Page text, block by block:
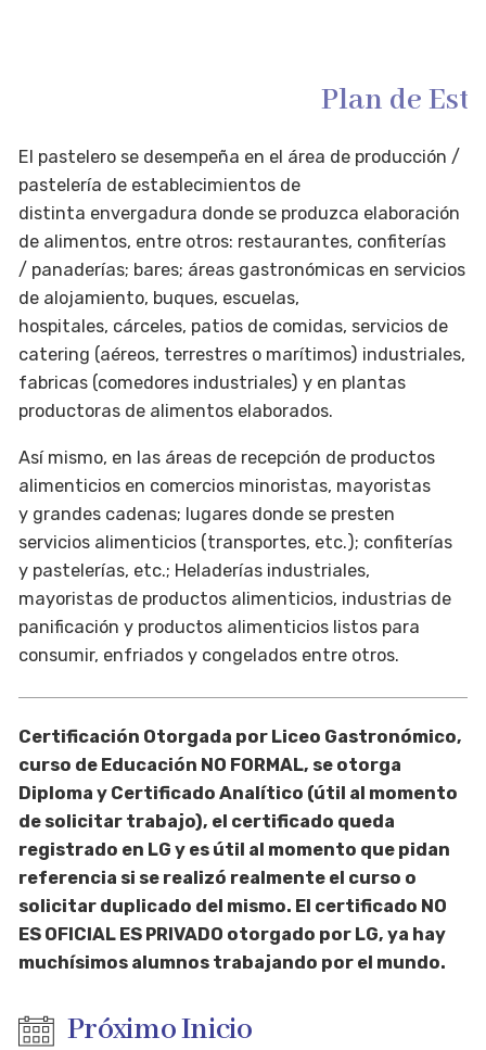
Plan de
El pastelero se desempeña en el área de producción /
pastelería de establecimientos de
distinta envergadura donde se produzca elaboración
de alimentos, entre otros: restaurantes, confiterías
/ panaderías; bares; áreas gastronómicas en servicios
de alojamiento, buques, escuelas,
hospitales, cárceles, patios de comidas, servicios de
catering (aéreos, terrestres o marítimos) industriales,
fabricas (comedores industriales) y en plantas
productoras de alimentos elaborados.
Así mismo, en las áreas de recepción de productos
alimenticios en comercios minoristas, mayoristas
y grandes cadenas; lugares donde se presten
servicios alimenticios (transportes, etc.); confiterías
y pastelerías, etc.; Heladerías industriales,
mayoristas de productos alimenticios, industrias de
panificación y productos alimenticios listos para
consumir, enfriados y congelados entre otros.
Certificación Otorgada por Liceo Gastronómico,
curso de Educación NO FORMAL, se otorga
Diploma y Certificado Analítico (útil al momento
de solicitar trabajo), el certificado queda
registrado en LG y es útil al momento que pidan
referencia si se realizó realmente el curso o
solicitar duplicado del mismo. El certificado NO
ES OFICIAL ES PRIVADO otorgado por LG, ya hay
muchísimos alumnos trabajando por el mundo.
Próximo Inicio